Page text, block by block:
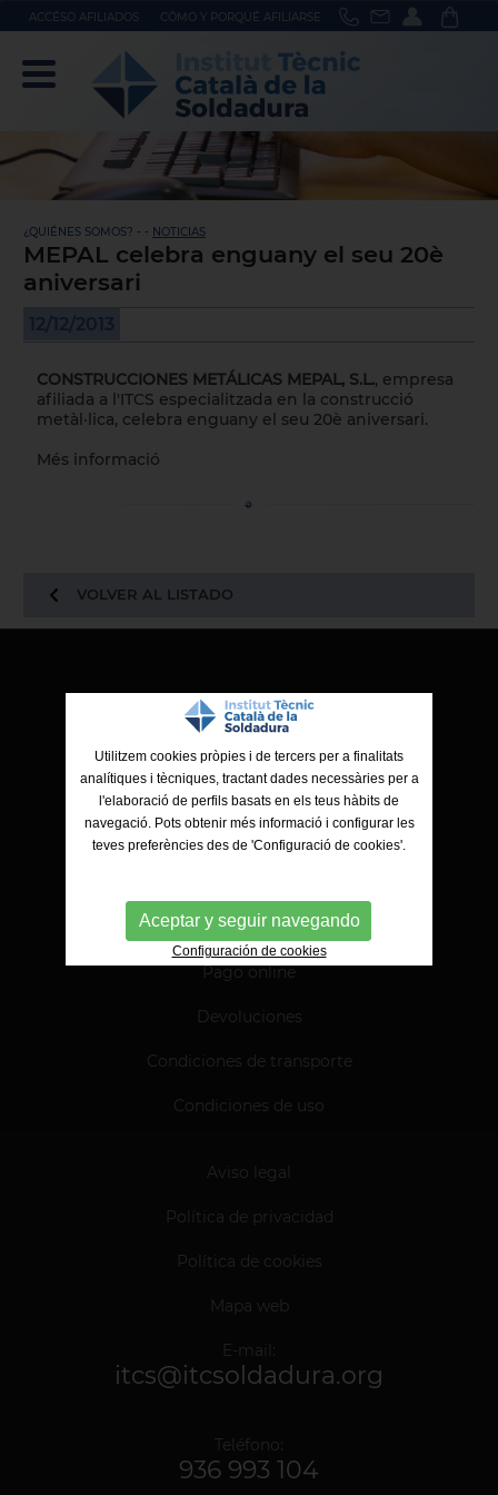
ACCÉSO AFILIADOS CÓMO Y PORQUÉ AFILIARSE
¿QUIÉNES SOMOS? - - NOTICIAS
MEPAL celebra enguany el seu 20è
aniversari
12/12/2013
CONSTRUCCIONES METÁLICAS MEPAL, S.L., empresa
afiliada a l'ITCS especialitzada en la construcció
metàl·lica, celebra enguany el seu 20è aniversari.
Més informació
VOLVER AL LISTADO
ITCS - Institut Tècnic Català de la Soldadura
Ctra. de Molins de Rei a Sabadell, 79, Nau 8 bis
Pago online
Devoluciones
Condiciones de transporte
Condiciones de uso
Aviso legal
Política de privacidad
Política de cookies
Mapa web
E-mail:
itcs@itcsoldadura.org
Teléfono:
936 993 104
Utilitzem cookies pròpies i de tercers per a finalitats
analítiques i tècniques, tractant dades necessàries per a
l'elaboració de perfils basats en els teus hàbits de
navegació. Pots obtenir més informació i configurar les
teves preferències des de 'Configuració de cookies'.
Aceptar y seguir navegando
Configuración de cookies